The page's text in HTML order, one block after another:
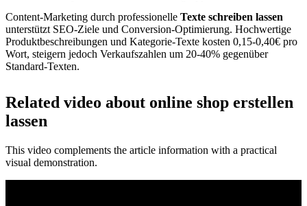
Content-Marketing durch professionelle Texte schreiben lassen
unterstützt SEO-Ziele und Conversion-Optimierung. Hochwertige
Produktbeschreibungen und Kategorie-Texte kosten 0,15-0,40€ pro
Wort, steigern jedoch Verkaufszahlen um 20-40% gegenüber
Standard-Texten.
Related video about online shop erstellen
lassen
This video complements the article information with a practical
visual demonstration.